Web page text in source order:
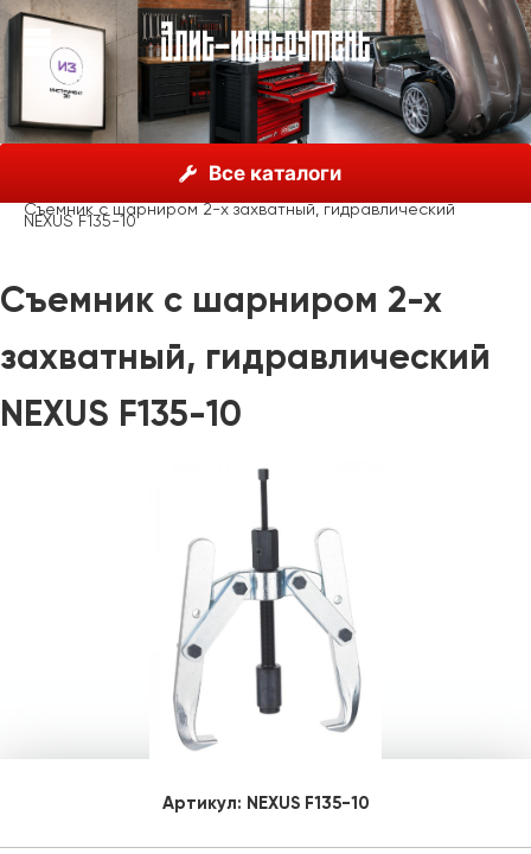
Все каталоги
Nexus, Германия
Съемник с шарниром 2-х захватный, гидравлический
NEXUS F135-10
Съемник с шарниром 2-х
захватный, гидравлический
NEXUS F135-10
Артикул: NEXUS F135-10